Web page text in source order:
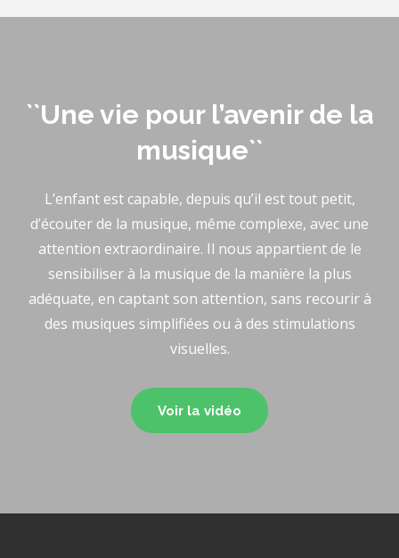
``Une vie pour l’avenir de la
musique``
L’enfant est capable, depuis qu’il est tout petit,
d’écouter de la musique, même complexe, avec une
attention extraordinaire. Il nous appartient de le
sensibiliser à la musique de la manière la plus
adéquate, en captant son attention, sans recourir à
des musiques simplifiées ou à des stimulations
visuelles.
Voir la vidéo